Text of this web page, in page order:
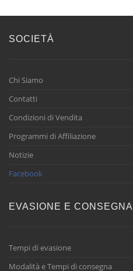
SOCIETÀ
Chi Siamo
Contatti
Condizioni di Vendita
Programmi di Affiliazione
Notizie
Facebook
EVASIONE E CONSEGNA
Tempi di evasione
Modalità e Tempi di consegna